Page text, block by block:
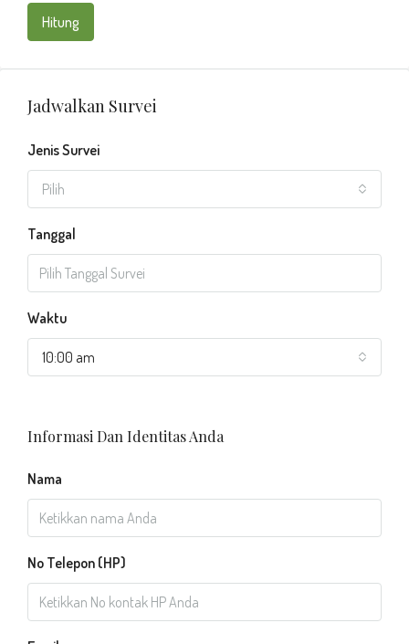
Hitung
Jadwalkan Survei
Jenis Survei
Pilih
Tanggal
Waktu
10:00 am
Informasi Dan Identitas Anda
Nama
No Telepon (HP)